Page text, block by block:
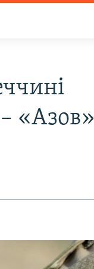
«Азов»